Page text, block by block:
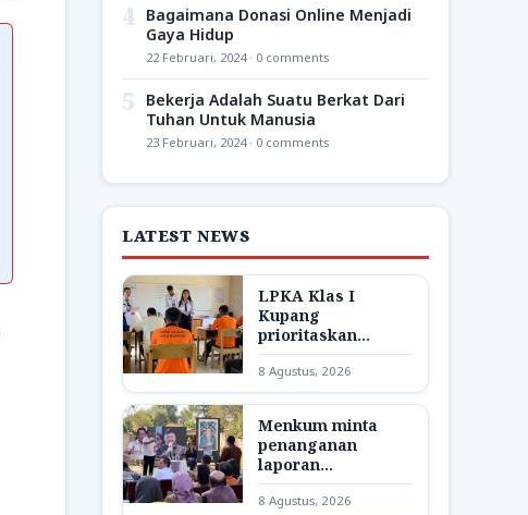
4 Bagaimana Donasi Online Menjadi
Gaya Hidup
22 Februari, 2024 · 0 comments
5
Bekerja Adalah Suatu Berkat Dari
Tuhan Untuk Manusia
23 Februari, 2024 · 0 comments
LATEST NEWS
LPKA Klas I
Kupang
prioritaskan
pendidikan bagi
anak binaan
8 Agustus, 2026
Menkum minta
penanganan
laporan
pelanggaran KI
dipercepat
8 Agustus, 2026